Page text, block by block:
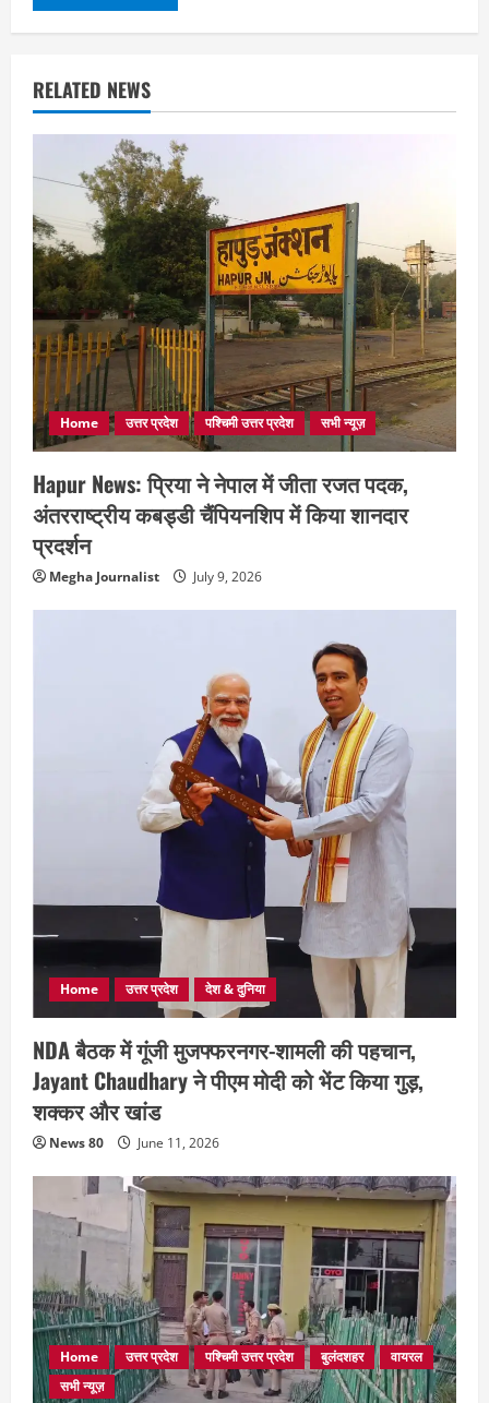
RELATED NEWS
Home उत्तर प्रदेश पश्चिमी उत्तर प्रदेश सभी न्यूज़
Hapur News: प्रिया ने नेपाल में जीता रजत पदक,
अंतरराष्ट्रीय कबड्डी चैंपियनशिप में किया शानदार
प्रदर्शन
Megha Journalist July 9, 2026
Home उत्तर प्रदेश देश & दुनिया
NDA बैठक में गूंजी मुजफ्फरनगर-शामली की पहचान,
Jayant Chaudhary ने पीएम मोदी को भेंट किया गुड़,
शक्कर और खांड
News 80 June 11, 2026
Home उत्तर प्रदेश पश्चिमी उत्तर प्रदेश बुलंदशहर
वायरल
सभी न्यूज़